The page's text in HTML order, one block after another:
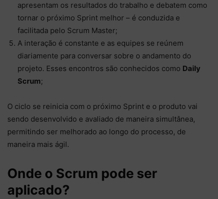
apresentam os resultados do trabalho e debatem como
tornar o próximo Sprint melhor – é conduzida e
facilitada pelo Scrum Master;
A interação é constante e as equipes se reúnem
diariamente para conversar sobre o andamento do
projeto. Esses encontros são conhecidos como Daily
Scrum;
O ciclo se reinicia com o próximo Sprint e o produto vai
sendo desenvolvido e avaliado de maneira simultânea,
permitindo ser melhorado ao longo do processo, de
maneira mais ágil.
Onde o Scrum pode ser
aplicado?